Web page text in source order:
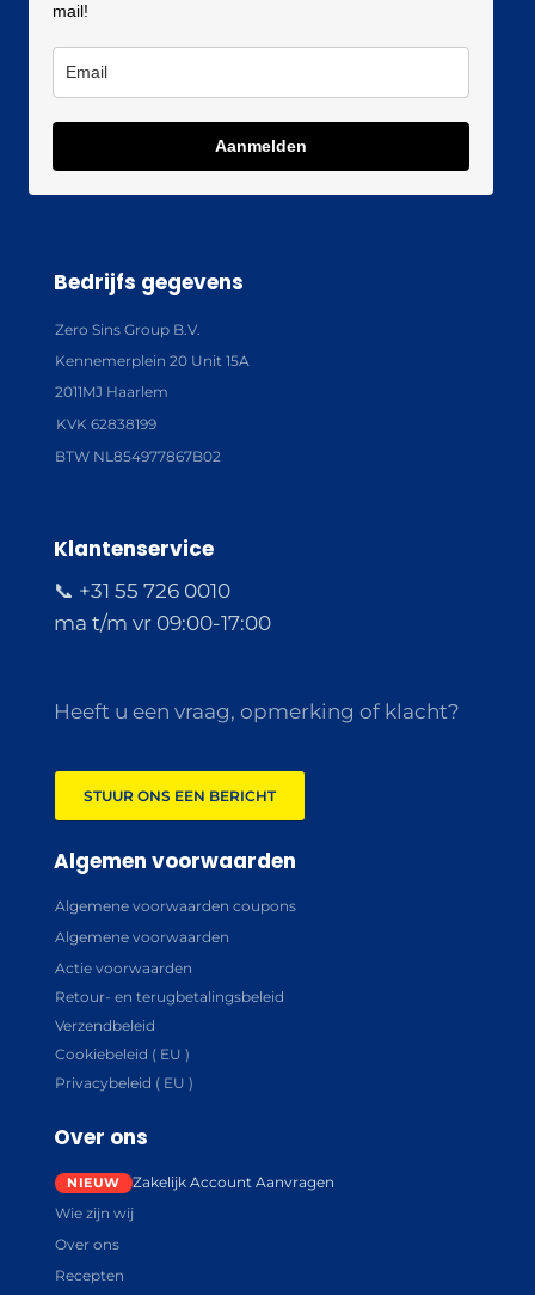
mail!
Aanmelden
Bedrijfs gegevens
Zero Sins Group B.V.
Kennemerplein 20 Unit 15A
2011MJ Haarlem
KVK 62838199
BTW NL854977867B02
Klantenservice
📞 +31 55 726 0010
ma t/m vr 09:00-17:00
Heeft u een vraag, opmerking of klacht?
STUUR ONS EEN BERICHT
Algemen voorwaarden
Algemene voorwaarden coupons
Algemene voorwaarden
Actie voorwaarden
Retour- en terugbetalingsbeleid
Verzendbeleid
Cookiebeleid ( EU )
Privacybeleid ( EU )
Over ons
Zakelijk Account Aanvragen
Wie zijn wij
Over ons
Recepten